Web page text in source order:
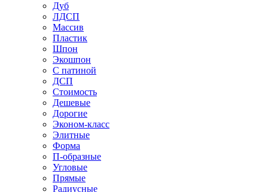
Дуб
ЛДСП
Массив
Пластик
Шпон
Экошпон
С патиной
ДСП
Стоимость
Дешевые
Дорогие
Эконом-класс
Элитные
Форма
П-образные
Угловые
Прямые
Радиусные